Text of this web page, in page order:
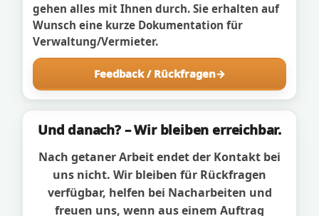
gehen alles mit Ihnen durch. Sie erhalten auf
Wunsch eine kurze Dokumentation für
Verwaltung/Vermieter.
Feedback / Rückfragen
Und danach? – Wir bleiben erreichbar.
Nach getaner Arbeit endet der Kontakt bei
uns nicht. Wir bleiben für Rückfragen
verfügbar, helfen bei Nacharbeiten und
freuen uns, wenn aus einem Auftrag